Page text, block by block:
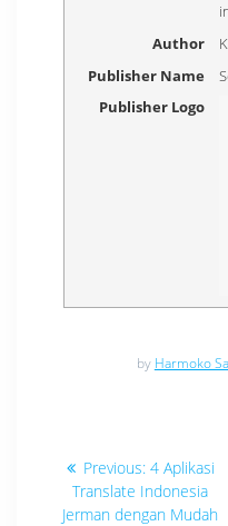
Author
Publisher Name
Publisher Logo
by Harmoko
Navigasi
pos
Previous: Previous
post:
4 Aplikasi
Translate Indonesia
Jerman dengan Mudah